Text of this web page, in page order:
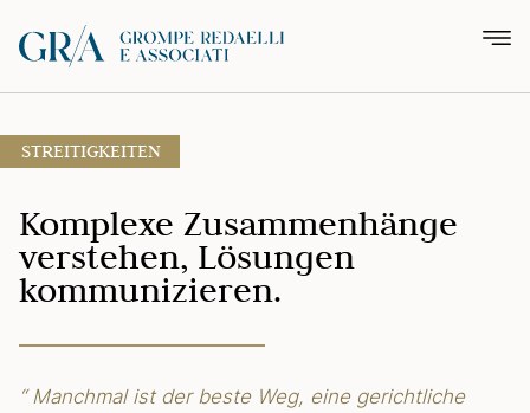
STREITIGKEITEN
Komplexe Zusammenhänge
verstehen, Lösungen
kommunizieren.
“ Manchmal ist der beste Weg, eine gerichtliche